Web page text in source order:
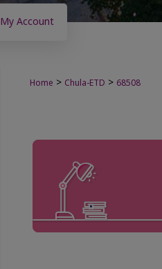
My Account
Home > Chula-ETD > 68508